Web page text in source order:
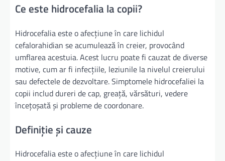
Ce este hidrocefalia la copii?
Hidrocefalia este o afecțiune în care lichidul
cefalorahidian se acumulează în creier, provocând
umflarea acestuia. Acest lucru poate fi cauzat de diverse
motive, cum ar fi infecțiile, leziunile la nivelul creierului
sau defectele de dezvoltare. Simptomele hidrocefaliei la
copii includ dureri de cap, greață, vărsături, vedere
încețoșată și probleme de coordonare.
Definiție și cauze
Hidrocefalia este o afecțiune în care lichidul